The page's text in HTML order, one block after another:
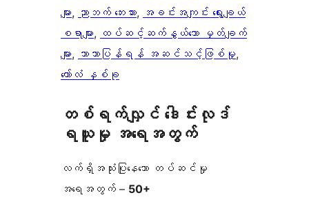
များ, ညာဘက် ဘေးဘား, အခင်းအကျင်း ရွေးချယ်
စရာများ, ထပ်ဆင့်ဆက်နွယ်သော မှတ်ချက်
များ, ဘာသာပြန်ရန် အဆင်သင့်ဖြစ်မှု
ကော်လံ နှစ်ခု
တစ်ရက်လျှင် ဒေါင်းလုဒ်
ရယူမှု အရေအတွက်
လက်ရှိအသုံးပြုနေသော တပ်ဆင်မှု
အရေအတွက် – 50+